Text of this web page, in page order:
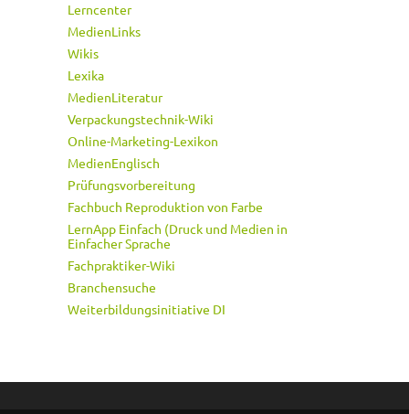
Lerncenter
MedienLinks
Wikis
Lexika
MedienLiteratur
Verpackungstechnik-Wiki
Online-Marketing-Lexikon
MedienEnglisch
Prüfungsvorbereitung
Fachbuch Reproduktion von Farbe
LernApp Einfach (Druck und Medien in
Einfacher Sprache
Fachpraktiker-Wiki
Branchensuche
Weiterbildungsinitiative DI